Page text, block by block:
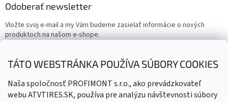
TÁTO WEBSTRÁNKA POUŽÍVA SÚBORY COOKIES
Naša spoločnosť PROFIMONT s.r.o., ako prevádzkovateľ
webu ATVTIRES.SK, používa pre analýzu návštevnosti súbory
Odoberať newsletter
Vložte svoj e-mail a my Vám budeme zasielať informácie o nových
produktoch na našom e-shope.
Email
Vložením e-mailu súhlasíte spodmienkami ochrany osobných
údajov